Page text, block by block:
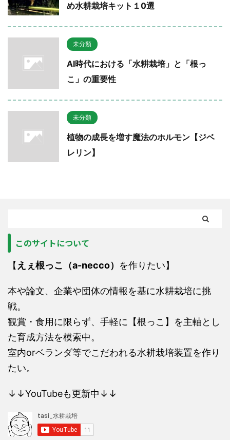
め水耕栽培キット１0選
未分類
AI時代における「水耕栽培」と「根っ
こ」の重要性
未分類
植物の成長を増す魔法のホルモン【ジベ
レリン】
このサイトについて
【 えぇ根っこ（a-necco） を作りたい】
本や論文、企業や団体の情報を基に水耕栽培に挑
戦。
観賞・食用に限らず、手軽に【根っこ】を主軸とし
た育成方法を模索中。
室内orベランダ等でこだわれる水耕栽培装置を作り
たい。
↓↓YouTubeも更新中↓↓